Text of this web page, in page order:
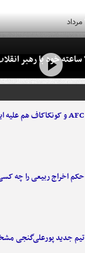
AFC و کونکاکاف هم علیه اینفانتینو شدند
حکم اخراج ربیعی را چه
تیم جدید پورعلی‌گنجی